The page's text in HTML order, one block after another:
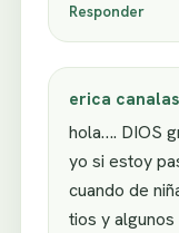
Responder
erica canalas
hola…. DIOS
yo si estoy
cuando de
tios y